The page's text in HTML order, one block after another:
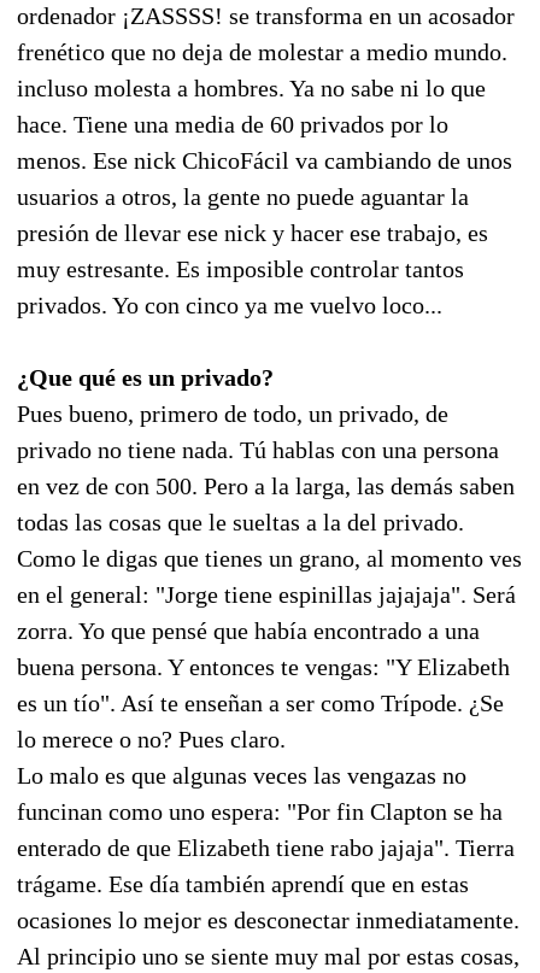
ordenador ¡ZASSSS! se transforma en un acosador
frenético que no deja de molestar a medio mundo.
incluso molesta a hombres. Ya no sabe ni lo que
hace. Tiene una media de 60 privados por lo
menos. Ese nick ChicoFácil va cambiando de unos
usuarios a otros, la gente no puede aguantar la
presión de llevar ese nick y hacer ese trabajo, es
muy estresante. Es imposible controlar tantos
privados. Yo con cinco ya me vuelvo loco...
¿Que qué es un privado?
Pues bueno, primero de todo, un privado, de
privado no tiene nada. Tú hablas con una persona
en vez de con 500. Pero a la larga, las demás saben
todas las cosas que le sueltas a la del privado.
Como le digas que tienes un grano, al momento ves
en el general: "Jorge tiene espinillas jajajaja". Será
zorra. Yo que pensé que había encontrado a una
buena persona. Y entonces te vengas: "Y Elizabeth
es un tío". Así te enseñan a ser como Trípode. ¿Se
lo merece o no? Pues claro.
Lo malo es que algunas veces las vengazas no
funcinan como uno espera: "Por fin Clapton se ha
enterado de que Elizabeth tiene rabo jajaja". Tierra
trágame. Ese día también aprendí que en estas
ocasiones lo mejor es desconectar inmediatamente.
Al principio uno se siente muy mal por estas cosas,